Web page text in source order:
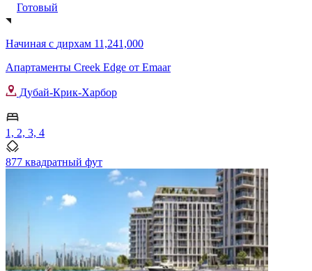
Готовый
Начиная с дирхам 11,241,000
Апартаменты Creek Edge от Emaar
Дубай-Крик-Харбор
1, 2, 3, 4
877 квадратный фут